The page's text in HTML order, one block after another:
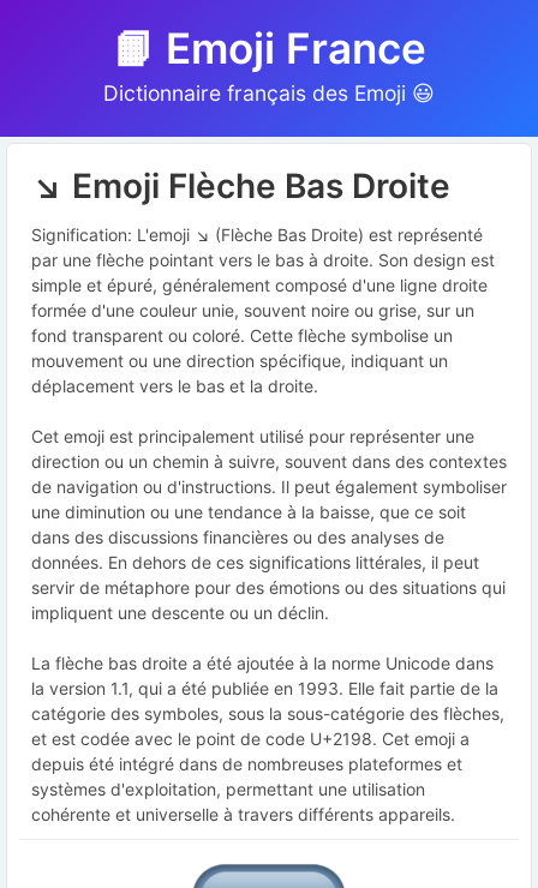
📙 Emoji France
Dictionnaire français des Emoji 😃
↘️ Emoji Flèche Bas Droite
Signification: L'emoji ↘️ (Flèche Bas Droite) est représenté
par une flèche pointant vers le bas à droite. Son design est
simple et épuré, généralement composé d'une ligne droite
formée d'une couleur unie, souvent noire ou grise, sur un
fond transparent ou coloré. Cette flèche symbolise un
mouvement ou une direction spécifique, indiquant un
déplacement vers le bas et la droite.
Cet emoji est principalement utilisé pour représenter une
direction ou un chemin à suivre, souvent dans des contextes
de navigation ou d'instructions. Il peut également symboliser
une diminution ou une tendance à la baisse, que ce soit
dans des discussions financières ou des analyses de
données. En dehors de ces significations littérales, il peut
servir de métaphore pour des émotions ou des situations qui
impliquent une descente ou un déclin.
La flèche bas droite a été ajoutée à la norme Unicode dans
la version 1.1, qui a été publiée en 1993. Elle fait partie de la
catégorie des symboles, sous la sous-catégorie des flèches,
et est codée avec le point de code U+2198. Cet emoji a
depuis été intégré dans de nombreuses plateformes et
systèmes d'exploitation, permettant une utilisation
cohérente et universelle à travers différents appareils.